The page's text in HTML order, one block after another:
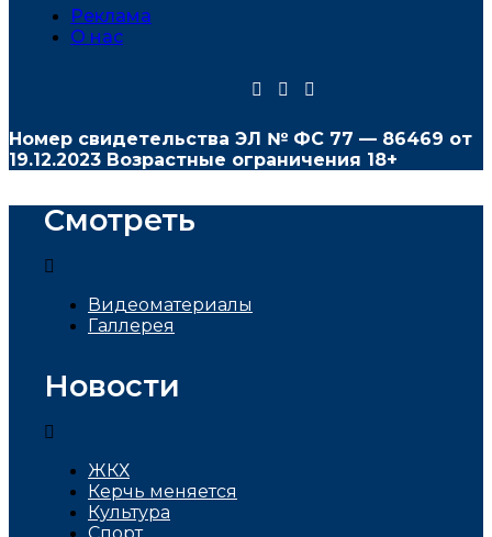
Реклама
О нас
Номер свидетельства ЭЛ № ФС 77 — 86469 от
19.12.2023 Возрастные ограничения 18+
Смотреть
Видеоматериалы
Галлерея
Новости
ЖКХ
Керчь меняется
Культура